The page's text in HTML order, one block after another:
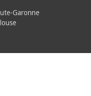
Garonne